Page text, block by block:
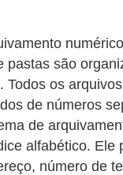
pastas são
Todos os
de números
de
alfabético. Ele
número de